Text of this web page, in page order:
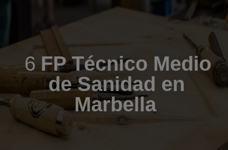
6 FP Técnico Medio
de Sanidad en
Marbella